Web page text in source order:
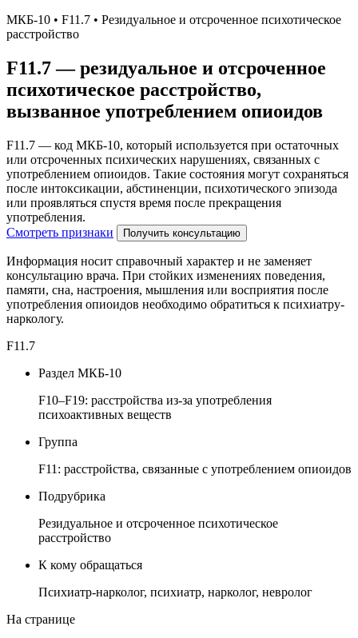
МКБ-10 • F11.7 • Резидуальное и отсроченное психотическое
расстройство
F11.7— резидуальное и отсроченное
психотическое расстройство,
вызванное употреблением опиоидов
F11.7 — код МКБ-10, который используется при остаточных
или отсроченных психических нарушениях, связанных с
употреблением опиоидов. Такие состояния могут сохраняться
после интоксикации, абстиненции, психотического эпизода
или проявляться спустя время после прекращения
употребления.
Смотреть признаки
Получить консультацию
Информация носит справочный характер и не заменяет
консультацию врача. При стойких изменениях поведения,
памяти, сна, настроения, мышления или восприятия после
употребления опиоидов необходимо обратиться к психиатру-
наркологу.
F11.7
Раздел МКБ-10
F10–F19: расстройства из-за употребления
психоактивных веществ
Группа
F11: расстройства, связанные с употреблением опиоидов
Подрубрика
Резидуальное и отсроченное психотическое
расстройство
К кому обращаться
Психиатр-нарколог, психиатр, нарколог, невролог
На странице